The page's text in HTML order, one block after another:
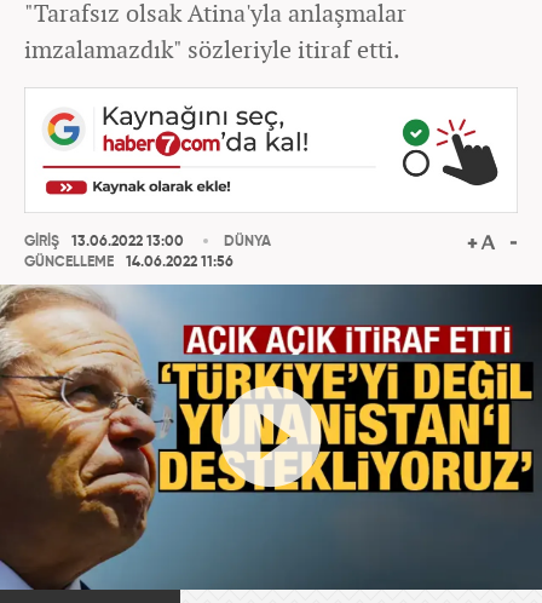
"Tarafsız olsak Atina'yla anlaşmalar
imzalamazdık" sözleriyle itiraf etti.
GİRİŞ
13.06.2022 13:00
GÜNCELLEME
14.06.2022 11:56
DÜNYA